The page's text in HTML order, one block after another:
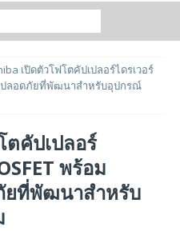
เปิดตัวโฟโตคัปเปลอร์ไดรเวอร์
ปลอดภัยที่พัฒนาสำหรับอุปกรณ์
คัปเปลอร์
พร้อม
ที่พัฒนาสำหรับ